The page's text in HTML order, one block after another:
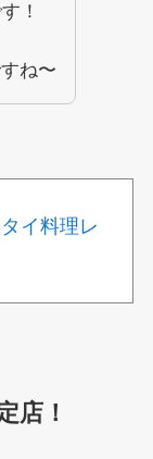
！
ね〜
イ料理レ
店！